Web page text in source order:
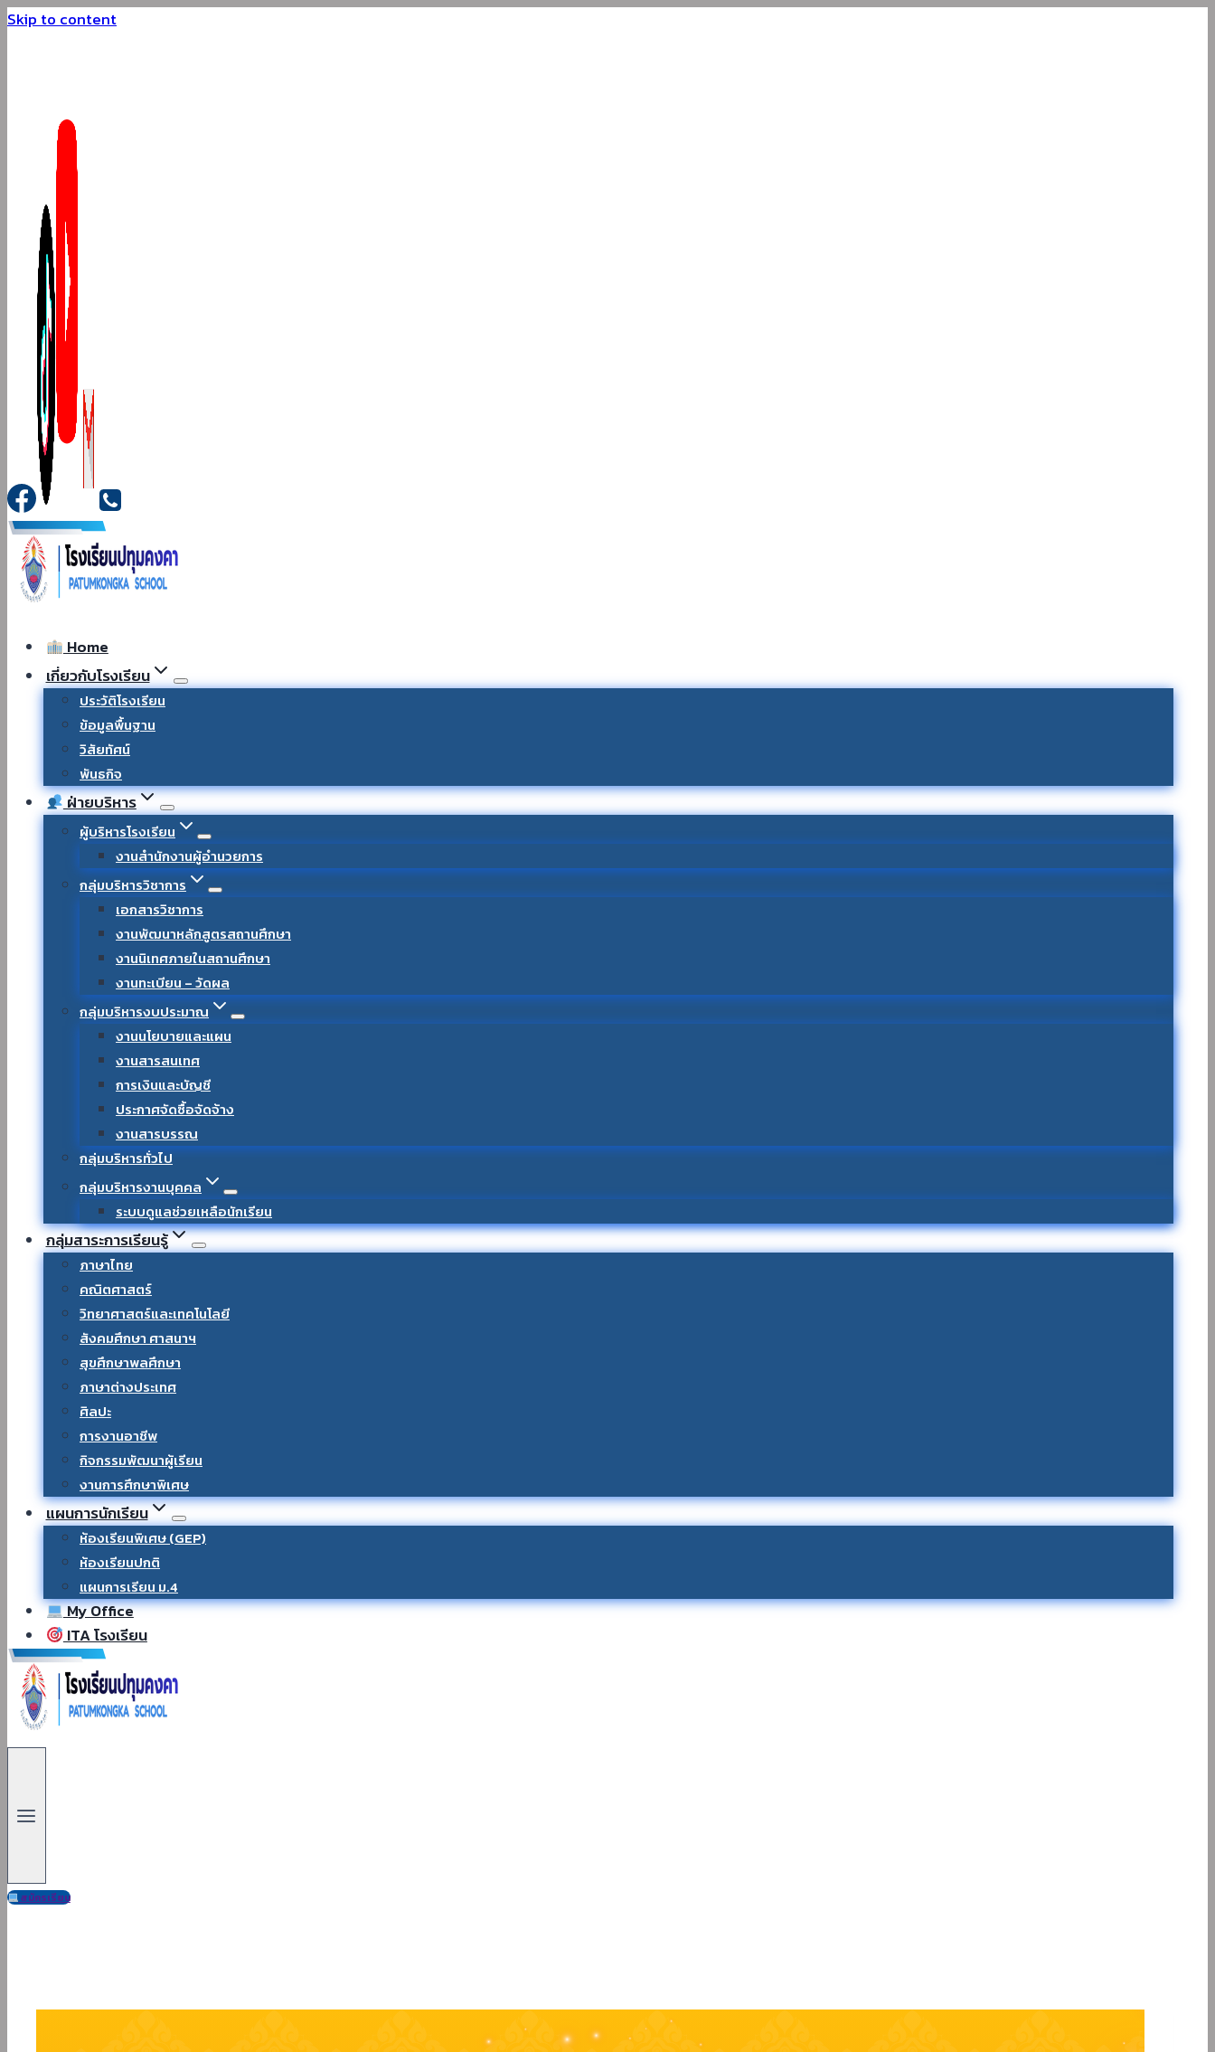
Skip to content
Home
เกี่ยวกับโรงเรียน
ประวัติโรงเรียน
ข้อมูลพื้นฐาน
วิสัยทัศน์
พันธกิจ
ฝ่ายบริหาร
ผู้บริหารโรงเรียน
งานสำนักงานผู้อำนวยการ
กลุ่มบริหารวิชาการ
เอกสารวิชาการ
งานพัฒนาหลักสูตรสถานศึกษา
งานนิเทศภายในสถานศึกษา
งานทะเบียน – วัดผล
กลุ่มบริหารงบประมาณ
งานนโยบายและแผน
งานสารสนเทศ
การเงินและบัญชี
ประกาศจัดซื้อจัดจ้าง
งานสารบรรณ
กลุ่มบริหารทั่วไป
กลุ่มบริหารงานบุคคล
ระบบดูแลช่วยเหลือนักเรียน
กลุ่มสาระการเรียนรู้
ภาษาไทย
คณิตศาสตร์
วิทยาศาสตร์และเทคโนโลยี
สังคมศึกษา ศาสนาฯ
สุขศึกษาพลศึกษา
ภาษาต่างประเทศ
ศิลปะ
การงานอาชีพ
กิจกรรมพัฒนาผู้เรียน
งานการศึกษาพิเศษ
แผนการนักเรียน
ห้องเรียนพิเศษ (GEP)
ห้องเรียนปกติ
แผนการเรียน ม.4
My Office
ITA โรงเรียน
สมัครเรียน